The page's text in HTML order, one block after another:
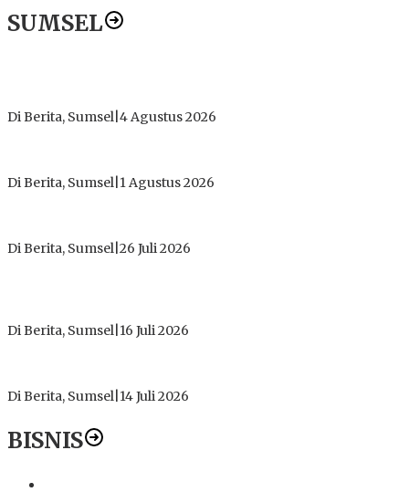
SUMSEL
Di Berita, Sumsel 4 Agustus 2026
Di Berita, Sumsel 1 Agustus 2026
Di Berita, Sumsel 26 Juli 2026
Di Berita, Sumsel 16 Juli 2026
Di Berita, Sumsel 14 Juli 2026
BISNIS